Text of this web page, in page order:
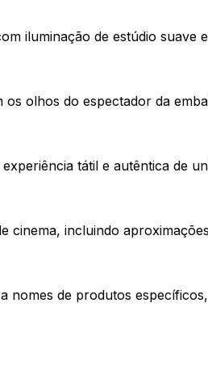
iluminação de estúdio suave
os olhos do espectador da
tátil e autêntica de
cinema, incluindo
nomes de produtos